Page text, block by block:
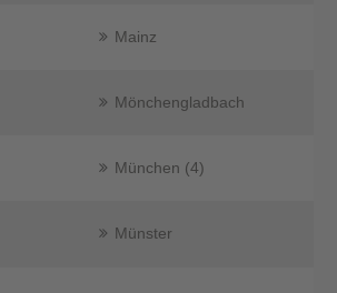
Mainz
Mönchengladbach
München (4)
Münster